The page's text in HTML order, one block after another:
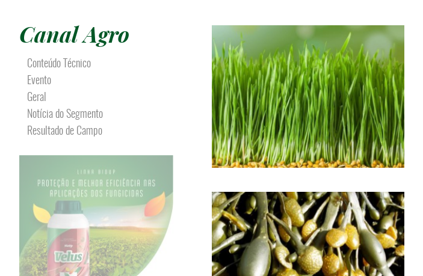
Canal Agro
Conteúdo Técnico
Evento
Geral
Notícia do Segmento
Resultado de Campo